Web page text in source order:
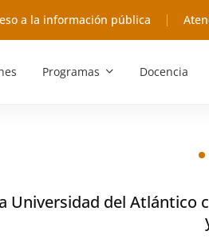
a la información pública
Programas Docencia
Universidad del Atlántico